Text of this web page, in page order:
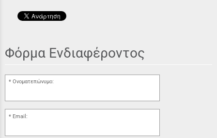
Φόρμα Ενδιαφέροντος
Ονοματεπώνυμο:
Email: